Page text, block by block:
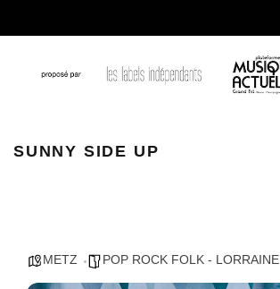
SUNNY SIDE UP
METZ POP ROCK FOLK - LORRAINE